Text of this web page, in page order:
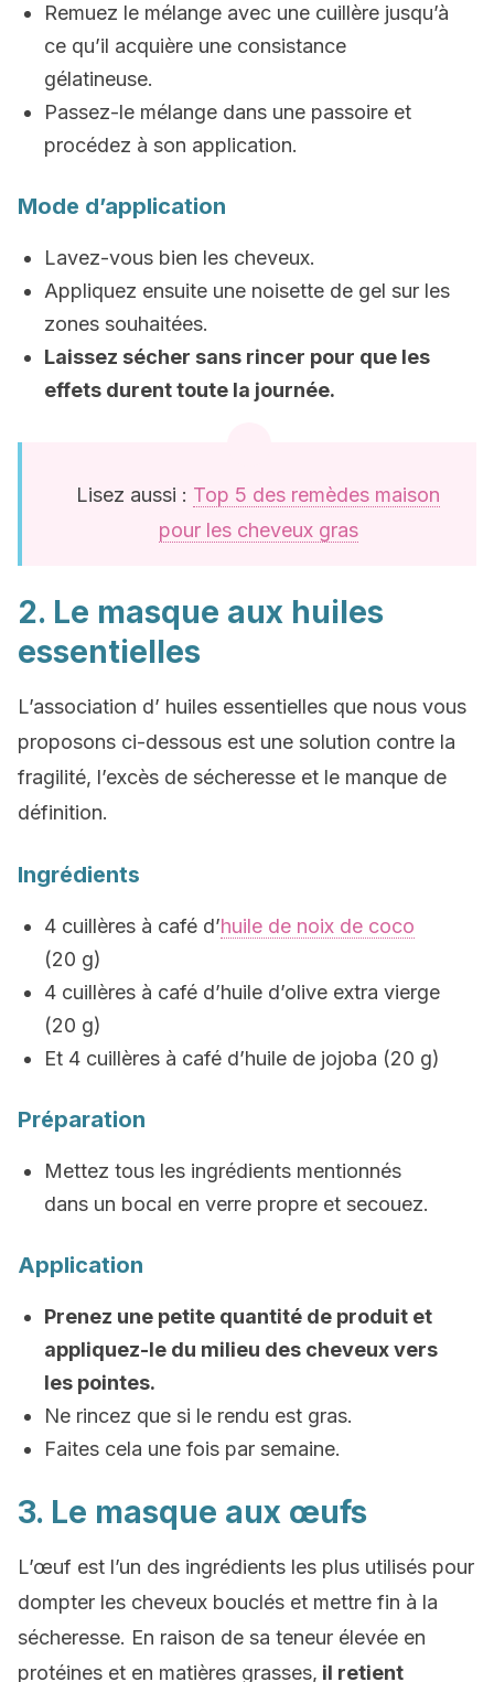
Remuez le mélange avec une cuillère jusqu’à
ce qu’il acquière une consistance
gélatineuse.
Passez-le mélange dans une passoire et
procédez à son application.
Mode d’application
Lavez-vous bien les cheveux.
Appliquez ensuite une noisette de gel sur les
zones souhaitées.
Laissez sécher sans rincer pour que les
effets durent toute la journée.
Lisez aussi : Top 5 des remèdes maison
pour les cheveux gras
2. Le masque aux huiles
essentielles
L’association d’ huiles essentielles que nous vous
proposons ci-dessous est une solution contre la
fragilité, l’excès de sécheresse et le manque de
définition.
Ingrédients
4 cuillères à café d’huile de noix de coco
(20 g)
4 cuillères à café d’huile d’olive extra vierge
(20 g)
Et 4 cuillères à café d’huile de jojoba (20 g)
Préparation
Mettez tous les ingrédients mentionnés
dans un bocal en verre propre et secouez.
Application
Prenez une petite quantité de produit et
appliquez-le du milieu des cheveux vers
les pointes.
Ne rincez que si le rendu est gras.
Faites cela une fois par semaine.
3. Le masque aux œufs
L’œuf est l’un des ingrédients les plus utilisés pour
dompter les cheveux bouclés et mettre fin à la
sécheresse. En raison de sa teneur élevée en
protéines et en matières grasses, il retient